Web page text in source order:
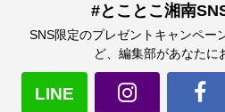
#とことこ湘南
SNS限定のプレゼントキャンペー
ど、編集部があなたに
LINE